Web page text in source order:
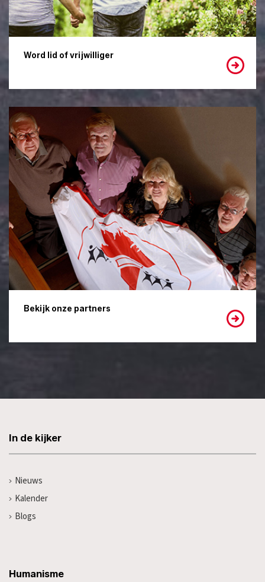
Word lid of vrijwilliger
Bekijk onze partners
In de kijker
Nieuws
Kalender
Blogs
Humanisme